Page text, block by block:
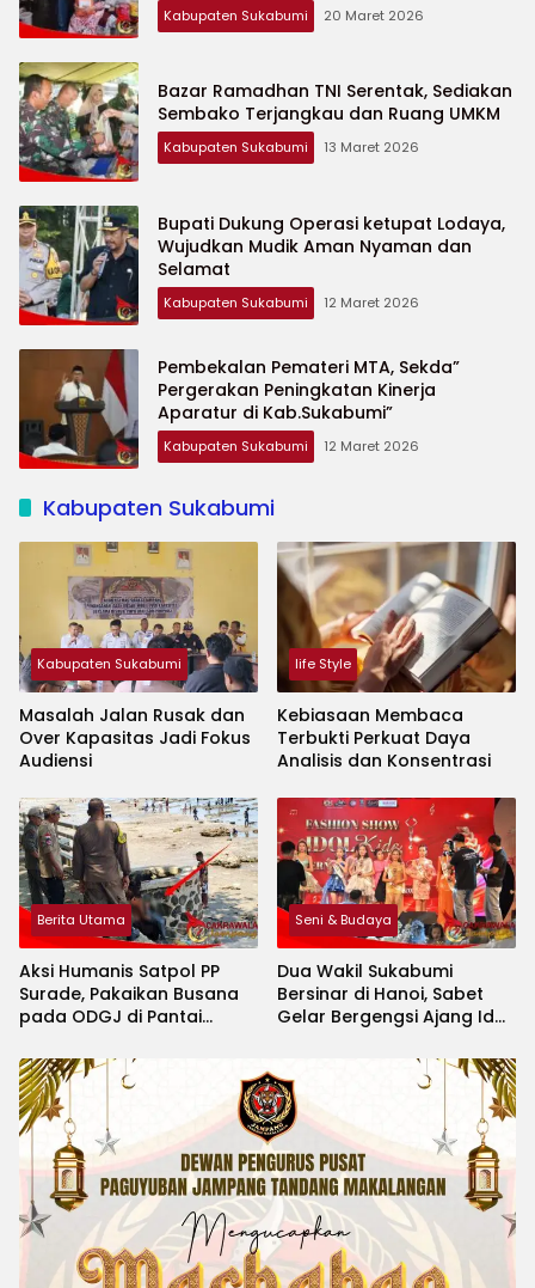
Kabupaten Sukabumi 20 Maret 2026
Bazar Ramadhan TNI Serentak, Sediakan
Sembako Terjangkau dan Ruang UMKM
Kabupaten Sukabumi 13 Maret 2026
Bupati Dukung Operasi ketupat Lodaya,
Wujudkan Mudik Aman Nyaman dan
Selamat
Kabupaten Sukabumi 12 Maret 2026
Pembekalan Pemateri MTA, Sekda”
Pergerakan Peningkatan Kinerja
Aparatur di Kab.Sukabumi”
Kabupaten Sukabumi 12 Maret 2026
Kabupaten Sukabumi
Kabupaten Sukabumi
Masalah Jalan Rusak dan
Over Kapasitas Jadi Fokus
Audiensi
life Style
Kebiasaan Membaca
Terbukti Perkuat Daya
Analisis dan Konsentrasi
Berita Utama
Aksi Humanis Satpol PP
Surade, Pakaikan Busana
pada ODGJ di Pantai
Seni & Budaya
Dua Wakil Sukabumi
Bersinar di Hanoi, Sabet
Gelar Bergengsi Ajang Idol